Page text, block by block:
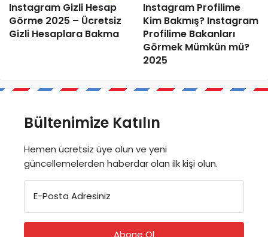
Instagram Gizli Hesap
Görme 2025 – Ücretsiz
Gizli Hesaplara Bakma
Instagram Profilime
Kim Bakmış? Instagram
Profilime Bakanları
Görmek Mümkün mü?
2025
Bültenimize Katılın
Hemen ücretsiz üye olun ve yeni
güncellemelerden haberdar olan ilk kişi olun.
E-Posta Adresiniz